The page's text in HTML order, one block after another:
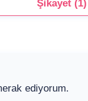
Şikayet (1)
ediyorum.